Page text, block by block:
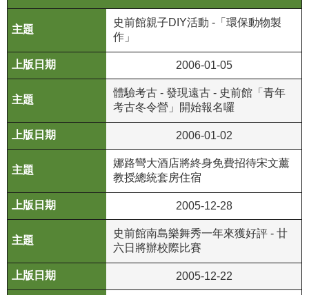
便
服
別
平
專
區
友
善
施
史前館親子DIY活動 -「環保動物製
作」
2006-01-05
體驗考古 - 發現遠古 - 史前館「青年
考古冬令營」開始報名囉
2006-01-02
娜路彎大酒店將終身免費招待宋文薰
教授總統套房住宿
2005-12-28
史前館南島樂舞秀一年來獲好評 - 廿
六日將辦校際比賽
2005-12-22